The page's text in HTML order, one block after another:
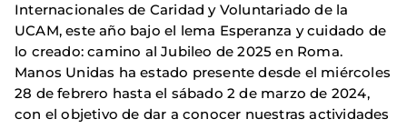
Internacionales de Caridad y Voluntariado de la
UCAM, este año bajo el lema Esperanza y cuidado de
lo creado: camino al Jubileo de 2025 en Roma.
Manos Unidas ha estado presente desde el miércoles
28 de febrero hasta el sábado 2 de marzo de 2024,
con el objetivo de dar a conocer nuestras actividades